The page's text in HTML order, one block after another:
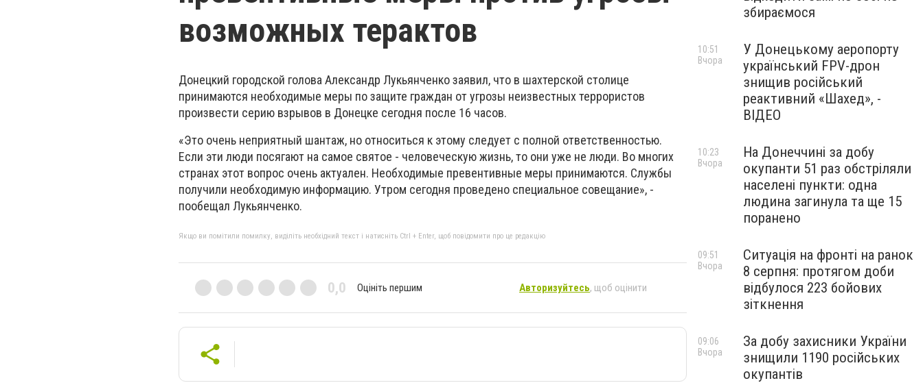
возможных терактов
Донецкий городской голова Александр Лукьянченко заявил, что в шахтерской столице
принимаются необходимые меры по защите граждан от угрозы неизвестных террористов
произвести серию взрывов в Донецке сегодня после 16 часов.
«Это очень неприятный шантаж, но относиться к этому следует с полной ответственностью.
Если эти люди посягают на самое святое - человеческую жизнь, то они уже не люди. Во многих
странах этот вопрос очень актуален. Необходимые превентивные меры принимаются. Службы
получили необходимую информацию. Утром сегодня проведено специальное совещание», -
пообещал Лукьянченко.
Якщо ви помітили помилку, виділіть необхідний текст і натисніть Ctrl + Enter, щоб повідомити про це редакцію
0,0 Оцініть першим Авторизуйтесь, щоб оцінити
збираємося
У Донецькому аеропорту
український FPV-дрон
знищив російський
реактивний «Шахед», -
ВІДЕО
10:51
Вчора
На Донеччині за добу
окупанти 51 раз обстріляли
населені пункти: одна
людина загинула та ще 15
поранено
10:23
Вчора
Ситуація на фронті на ранок
8 серпня: протягом доби
відбулося 223 бойових
зіткнення
09:51
Вчора
За добу захисники України
знищили 1190 російських
окупантів
09:06
Вчора